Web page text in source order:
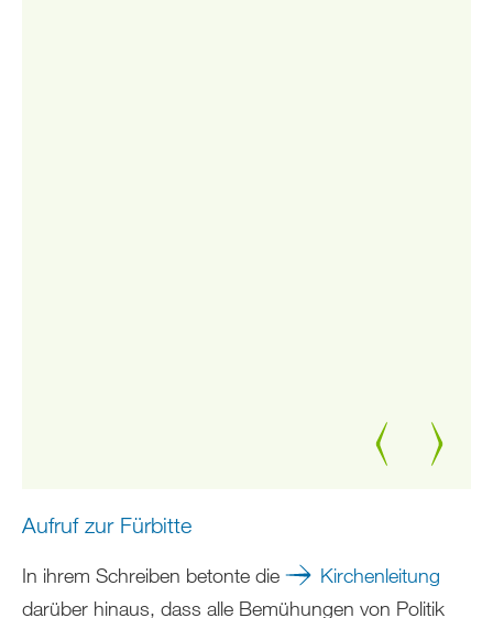
Zurück Weiter
Aufruf zur Fürbitte
In ihrem Schreiben betonte die
Kirchenleitung
darüber hinaus, dass alle Bemühungen von Politik